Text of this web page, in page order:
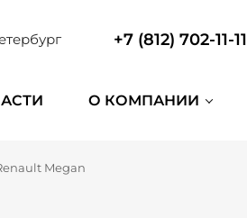
+7 (812) 702-11-11
О КОМПАНИИ
Megan